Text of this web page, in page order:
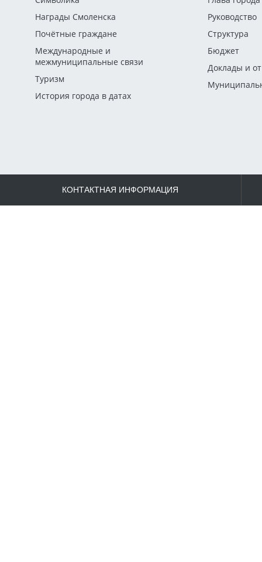
Награды Смоленска
Почётные граждане
Международные и
межмуниципальные связи
Туризм
История города в датах
Руководство
Структура
Бюджет
Доклады и
КОНТАКТНАЯ ИНФОРМАЦИЯ